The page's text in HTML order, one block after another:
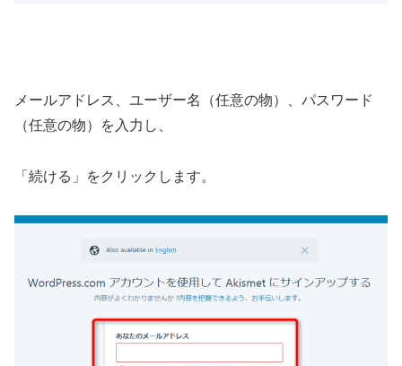
メールアドレス、ユーザー名（任意の物）、パスワード
（任意の物）を入力し、
「続ける」をクリックします。